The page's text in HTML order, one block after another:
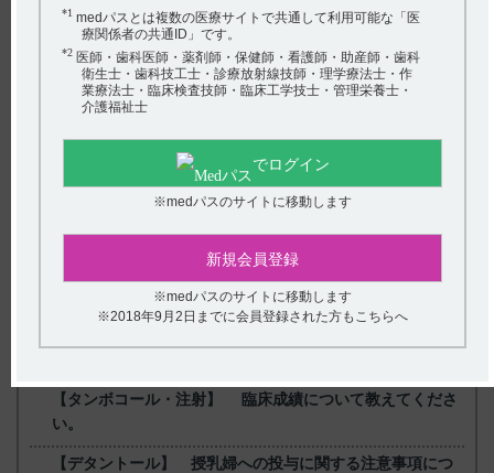
（7）の適応に対して、効果がないのに月余にわたって漫然と
使用すべきでない。
巨赤芽球性貧血、広節裂頭条虫症、悪性貧血に伴う神経障害、
吸収不全症候群（スプルー等）及び胃切除後の貧血に対して用
いる場合、経口投与によると吸収が悪いのでやむを得ぬ場合以
外は注射によることが望ましい。
【引用】
1）ハイコバールカプセル500μg電子添文 2022年12月改訂（第1
戻る
【タンボコール・注射】 臨床成績について教えてくださ
い。
【デタントール】 授乳婦への投与に関する注意事項につ
*1 medパスとは複数の医療サイトで共通して利用可能な「医
療関係者の共通ID」です。
*2 医師・歯科医師・薬剤師・保健師・看護師・助産師・歯科
衛生士・歯科技工士・診療放射線技師・理学療法士・作
業療法士・臨床検査技師・臨床工学技士・管理栄養士・
介護福祉士
でログイン
※medパスのサイトに移動します
新規会員登録
※medパスのサイトに移動します
※2018年9月2日までに会員登録された方もこちらへ